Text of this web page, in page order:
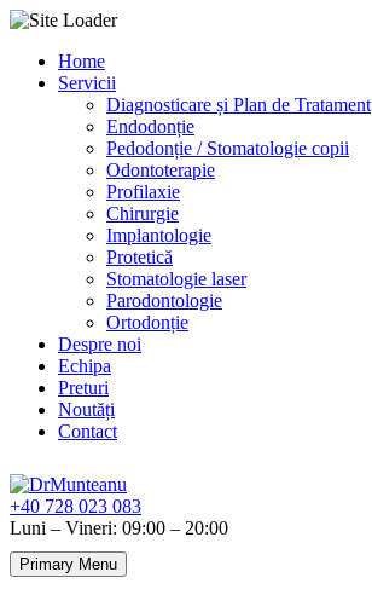
Skip
Home
Servicii
Diagnosticare și Plan de Tratament
Endodonție
Pedodonție / Stomatologie copii
Odontoterapie
Profilaxie
Chirurgie
Implantologie
Protetică
Stomatologie laser
Parodontologie
Ortodonție
Despre noi
Echipa
Preturi
Noutăți
Contact
+40 728 023 083
Luni – Vineri: 09:00 – 20:00
Primary Menu